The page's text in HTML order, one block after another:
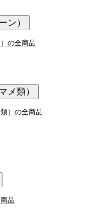
ン）
の全商品
メ類）
）の全商品
品